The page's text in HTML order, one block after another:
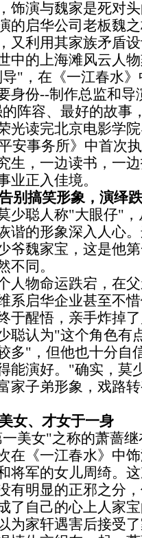
饰演与魏家是死对
的启华公司老板魏
又利用其家族矛盾
中的上海滩风云人
，在《一江春水》
身份--制作总监和
阵容、最好的故事
读完北京电影学院
安事务所》中首次
生，一边读书，一
业正入佳境。
别搞笑形象，演绎
聪人称"大眼仔"，
谐的形象深入人心
爷魏家宝，这是他
不同。
物命运跌宕，在父
系启华企业甚至不
于醒悟，亲手炸掉
聪认为"这个角色有
多"，但他也十分自
能演好。"确实，莫
家子弟形象，戏路
女、才女于一身
女"之称的萧蔷继
在《一江春水》中
将军的女儿周绮。
有明显的正邪之分
了自己的心上人家
为家轩遇害后接受